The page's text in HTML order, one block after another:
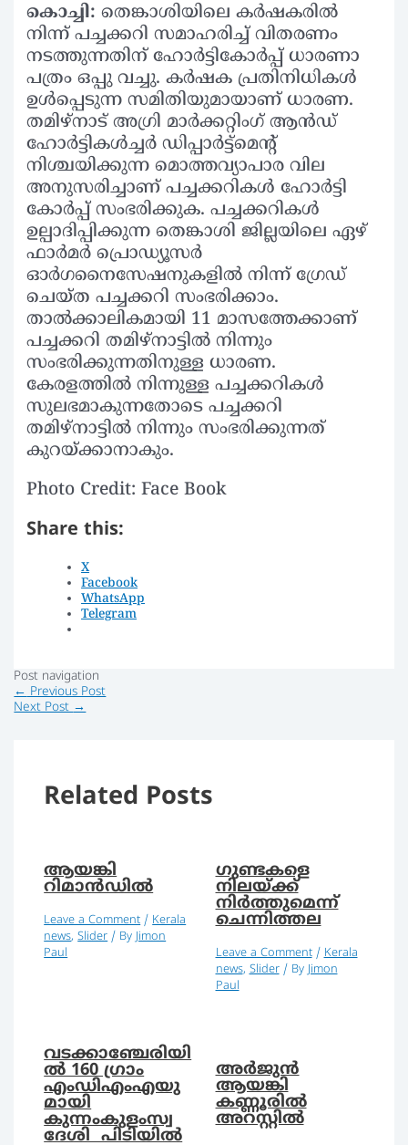
കൊച്ചി: തെങ്കാശിയിലെ കര്‍ഷകരില്‍
നിന്ന് പച്ചക്കറി സമാഹരിച്ച് വിതരണം
നടത്തുന്നതിന് ഹോര്‍ട്ടികോര്‍പ്പ് ധാരണാ
പത്രം ഒപ്പു വച്ചു. കര്‍ഷക പ്രതിനിധികള്‍
ഉള്‍പ്പെടുന്ന സമിതിയുമായാണ് ധാരണ.
തമിഴ്‌നാട് അഗ്രി മാര്‍ക്കറ്റിംഗ് ആന്‍ഡ്
ഹോര്‍ട്ടികള്‍ച്ചര്‍ ഡിപ്പാര്‍ട്ട്‌മെന്റ്
നിശ്ചയിക്കുന്ന മൊത്തവ്യാപാര വില
അനുസരിച്ചാണ് പച്ചക്കറികള്‍ ഹോര്‍ട്ടി
കോര്‍പ്പ് സംഭരിക്കുക. പച്ചക്കറികള്‍
ഉല്പാദിപ്പിക്കുന്ന തെങ്കാശി ജില്ലയിലെ ഏഴ്
ഫാര്‍മര്‍ പ്രൊഡ്യൂസര്‍
ഓര്‍ഗനൈസേഷനുകളില്‍ നിന്ന് ഗ്രേഡ്
ചെയ്ത പച്ചക്കറി സംഭരിക്കാം.
താല്‍ക്കാലികമായി 11 മാസത്തേക്കാണ്
പച്ചക്കറി തമിഴ്‌നാട്ടില്‍ നിന്നും
സംഭരിക്കുന്നതിനുള്ള ധാരണ.
കേരളത്തില്‍ നിന്നുള്ള പച്ചക്കറികള്‍
സുലഭമാകുന്നതോടെ പച്ചക്കറി
തമിഴ്‌നാട്ടില്‍ നിന്നും സംഭരിക്കുന്നത്
കുറയ്ക്കാനാകും.
Photo Credit: Face Book
Share this:
X
Facebook
WhatsApp
Telegram
Post navigation
← Previous Post
Next Post →
Related Posts
ആയങ്കി
റിമാൻഡിൽ
Leave a Comment /Kerala
news,Slider/ ByJimon
Paul
ഗുണ്ടകളെ
നിലയ്ക്ക്
നിര്‍ത്തുമെന്ന്
ചെന്നിത്തല
Leave a Comment /Kerala
news,Slider/ ByJimon
Paul
വടക്കാഞ്ചേരിയി
ല്‍ 160 ഗ്രാം
എംഡിഎംഎയു
മായി
കുന്നംകുളംസ്വ
ദേശി പിടിയില്‍
അര്‍ജുന്‍
ആയങ്കി
കണ്ണൂരില്‍
അറസ്റ്റില്‍